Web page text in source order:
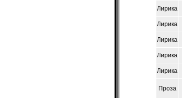
Лирика
Лирика
Лирика
Лирика
Лирика
Проза